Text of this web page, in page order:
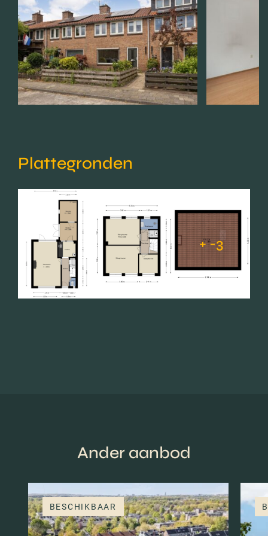
Plattegronden
+ -3
Ander aanbod
BESCHIKBAAR